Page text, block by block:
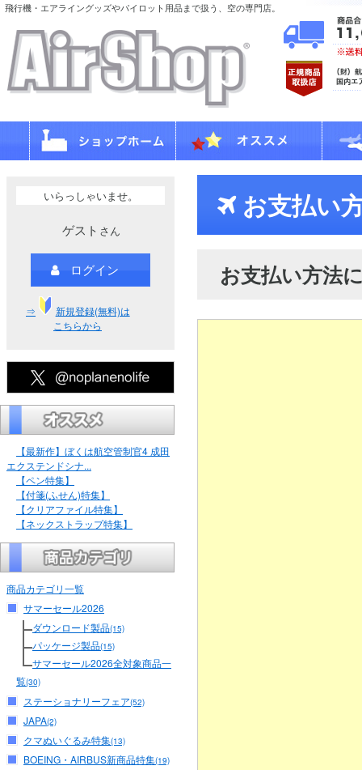
飛行機・エアライングッズやパイロット用品まで扱う、空の専門店。
いらっしゃいませ。
ゲスト さん
ログイン
⇒
新規登録(無料)は
こちらから
【最新作】ぼくは航空管制官4 成田
エクステンドシナ...
【ペン特集】
【付箋(ふせん)特集】
【クリアファイル特集】
【ネックストラップ特集】
商品カテゴリ一覧
サマーセール2026
ダウンロード製品(15)
パッケージ製品(15)
サマーセール2026全対象商品一
覧(30)
ステーショナリーフェア(52)
JAPA(2)
クマぬいぐるみ特集(13)
BOEING・AIRBUS新商品特集(19)
お支払い
お支払い方法